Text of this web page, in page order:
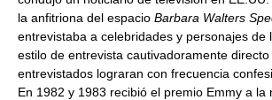
la anfitriona del espacio Barbara Walters
entrevistaba a celebridades y personajes de
estilo de entrevista cautivadoramente
entrevistados lograran con frecuencia
En 1982 y 1983 recibió el premio Emmy a la